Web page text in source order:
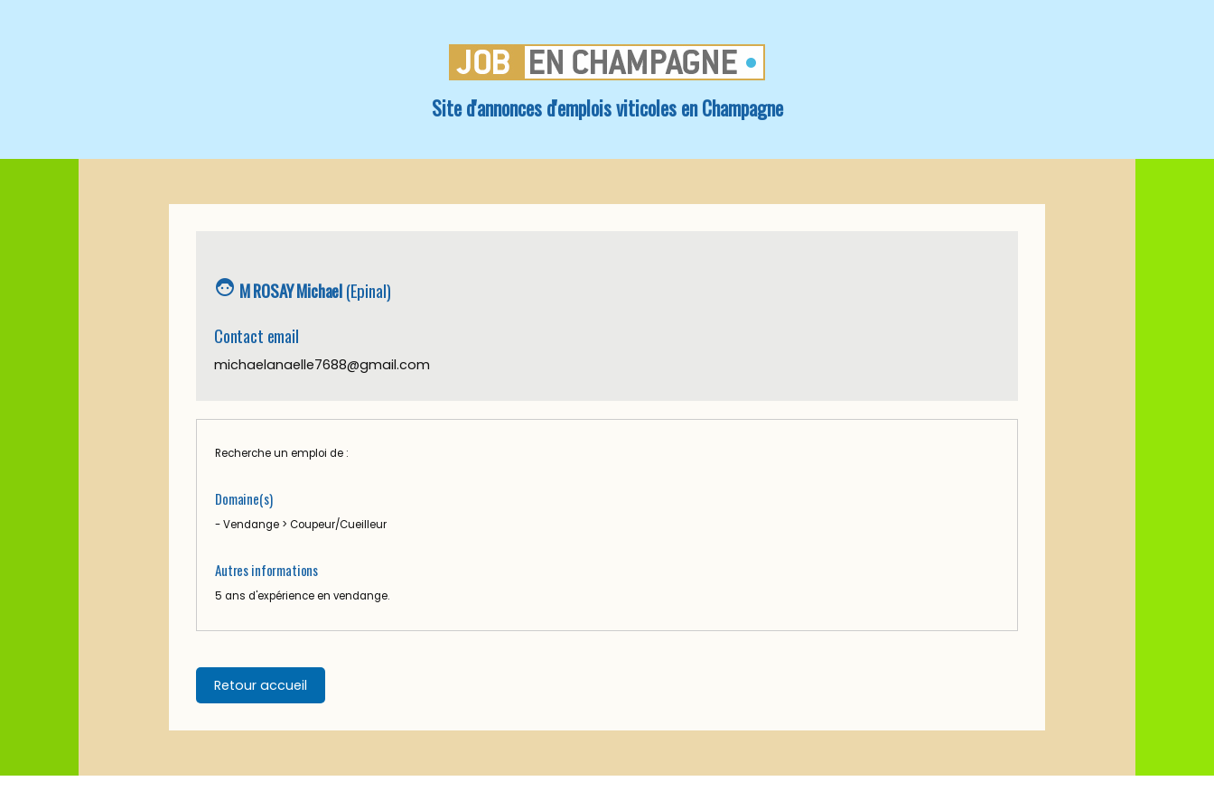
Site d'annonces d'emplois viticoles en Champagne
face_6 M ROSAY Michael(Epinal)
Contact email
michaelanaelle7688@gmail.com
Recherche un emploi de :
Domaine(s)
- Vendange > Coupeur/Cueilleur
Autres informations
5 ans d'expérience en vendange.
Retour accueil